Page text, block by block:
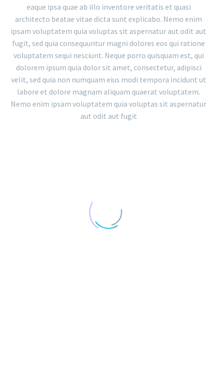
eaque ipsa quae ab illo inventore veritatis et quasi
architecto beatae vitae dicta sunt explicabo. Nemo enim
ipsam voluptatem quia voluptas sit aspernatur aut odit aut
fugit, sed quia consequuntur magni dolores eos qui ratione
voluptatem sequi nesciunt. Neque porro quisquam est, qui
dolorem ipsum quia dolor sit amet, consectetur, adipisci
velit, sed quia non numquam eius modi tempora incidunt ut
labore et dolore magnam aliquam quaerat voluptatem.
Nemo enim ipsam voluptatem quia voluptas sit aspernatur
aut odit aut fugit